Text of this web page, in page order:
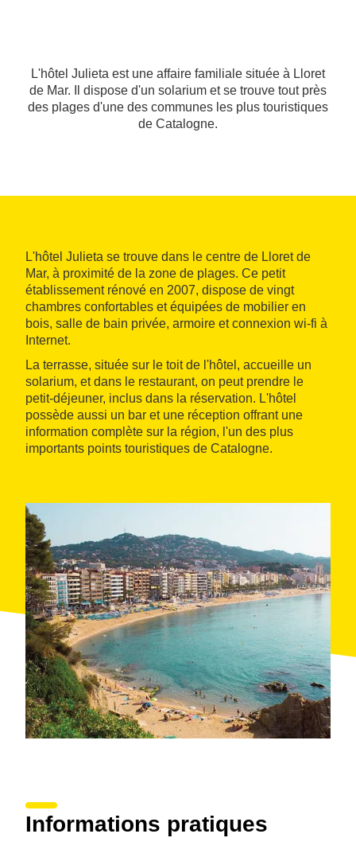
L'hôtel Julieta est une affaire familiale située à Lloret
de Mar. Il dispose d'un solarium et se trouve tout près
des plages d'une des communes les plus touristiques
de Catalogne.
L'hôtel Julieta se trouve dans le centre de Lloret de
Mar, à proximité de la zone de plages. Ce petit
établissement rénové en 2007, dispose de vingt
chambres confortables et équipées de mobilier en
bois, salle de bain privée, armoire et connexion wi‑fi à
Internet.
La terrasse, située sur le toit de l'hôtel, accueille un
solarium, et dans le restaurant, on peut prendre le
petit‑déjeuner, inclus dans la réservation. L'hôtel
possède aussi un bar et une réception offrant une
information complète sur la région, l'un des plus
importants points touristiques de Catalogne.
Informations pratiques